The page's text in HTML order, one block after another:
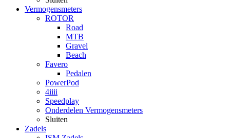
Vermogensmeters
ROTOR
Road
MTB
Gravel
Beach
Favero
Pedalen
PowerPod
4iiii
Speedplay
Onderdelen Vermogensmeters
Sluiten
Zadels